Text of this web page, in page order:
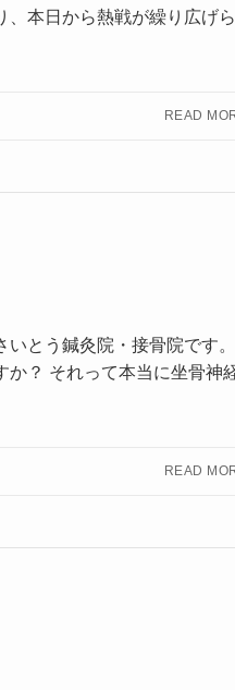
本日から熱戦が繰り広げ
とう鍼灸院・接骨院です
か？ それって本当に坐骨